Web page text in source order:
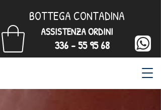
ASSISTENZA ORDINI
336 - 55 95 68
BOTTEGA CONTADINA